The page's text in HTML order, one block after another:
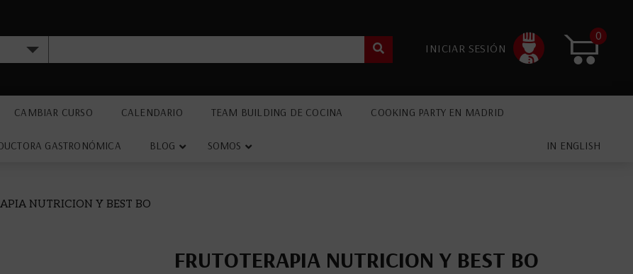
INICIAR SESIÓN
0
CAMBIAR CURSO CALENDARIO TEAM BUILDING DE COCINA COOKING PARTY EN MADRID
GASTRONÓMICA BLOG SOMOS IN ENGLISH
NUTRICION Y BEST BO
FRUTOTERAPIA NUTRICION Y BEST BO